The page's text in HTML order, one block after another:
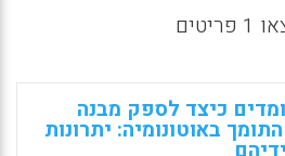
כיצד לספק מבנה
באוטונומיה: יתרונות